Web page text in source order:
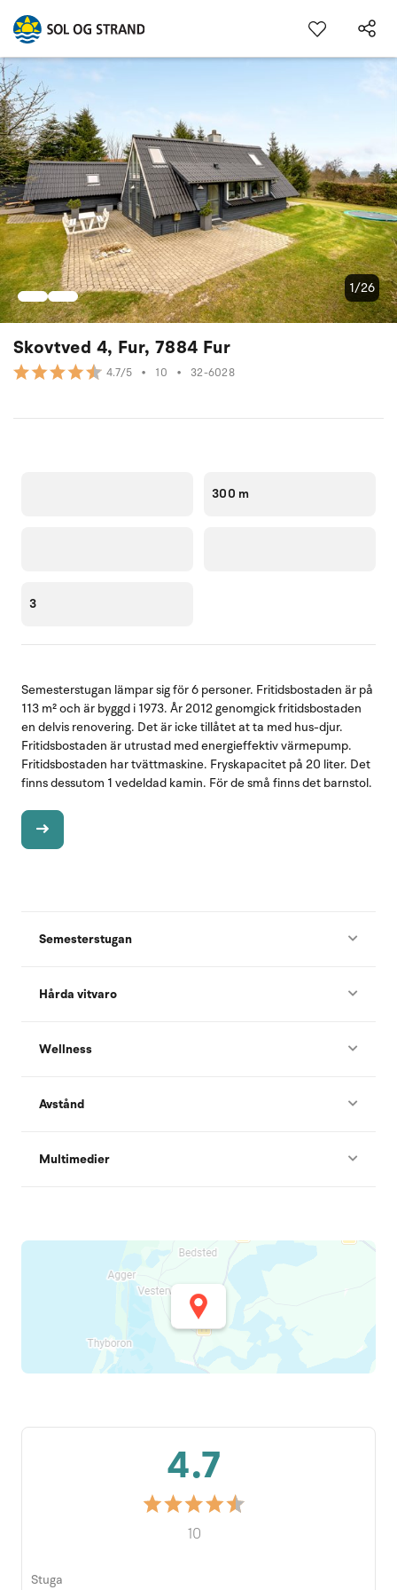
Skovtved 4, Fur, 7884 Fur
4.7/5 • 10 • 32-6028
1/26
300 m
3
Semesterstugan lämpar sig för 6 personer. Fritidsbostaden är på
113 m² och är byggd i 1973. År 2012 genomgick fritidsbostaden
en delvis renovering. Det är icke tillåtet at ta med hus-djur.
Fritidsbostaden är utrustad med energieffektiv värmepump.
Fritidsbostaden har tvättmaskine. Fryskapacitet på 20 liter. Det
finns dessutom 1 vedeldad kamin. För de små finns det barnstol.
Semesterstugan
Hårda vitvaro
Wellness
Avstånd
Multimedier
4.7
10
Stuga